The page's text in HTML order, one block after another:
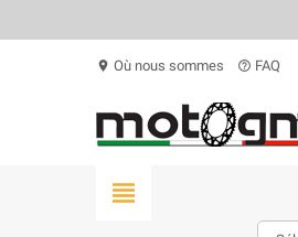
location_on Où nous sommes help_outline FAQ
view_headline